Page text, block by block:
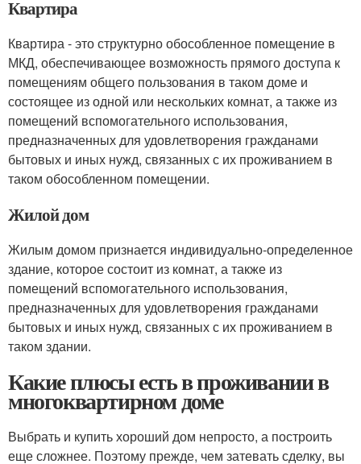
Квартира
Квартира - это структурно обособленное помещение в
МКД, обеспечивающее возможность прямого доступа к
помещениям общего пользования в таком доме и
состоящее из одной или нескольких комнат, а также из
помещений вспомогательного использования,
предназначенных для удовлетворения гражданами
бытовых и иных нужд, связанных с их проживанием в
таком обособленном помещении.
Жилой дом
Жилым домом признается индивидуально-определенное
здание, которое состоит из комнат, а также из
помещений вспомогательного использования,
предназначенных для удовлетворения гражданами
бытовых и иных нужд, связанных с их проживанием в
таком здании.
Какие плюсы есть в проживании в
многоквартирном доме
Выбрать и купить хороший дом непросто, а построить
еще сложнее. Поэтому прежде, чем затевать сделку, вы